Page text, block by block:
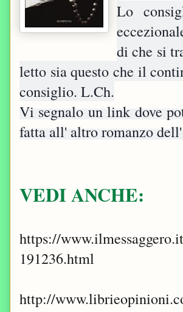
Lo
di che si
letto sia questo che il
consiglio. L.Ch.
Vi segnalo un link dove
fatta all' altro romanzo
VEDI ANCHE:
https://
191236.html
http://